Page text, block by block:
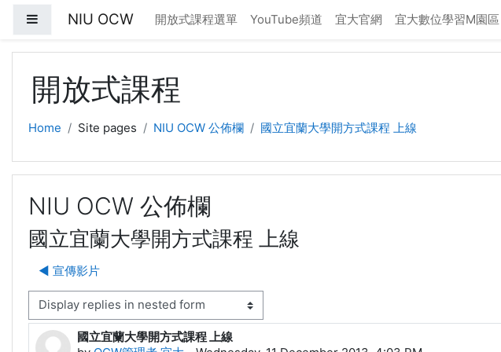
Side panelNIU OCW 開放式課程選單 YouTube頻道 宜大官網 宜大數位學習M園區
開放式課程
Home Site pages NIU OCW 公佈欄 國立宜蘭大學開方式課程 上線
NIU OCW 公佈欄
國立宜蘭大學開方式課程 上線
◀︎ 宣傳影片
mode
國立宜蘭大學開方式課程 上線
Number of replies: 0